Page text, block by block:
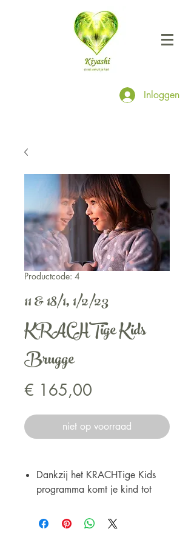
Inloggen
Productcode: 4
11 & 18/1, 1/2/23
KRACHTige Kids
Brugge
€ 165,00
niet op voorraad
Dankzij het KRACHTige Kids
programma komt je kind tot
zijn/haar vel en staat je kind in